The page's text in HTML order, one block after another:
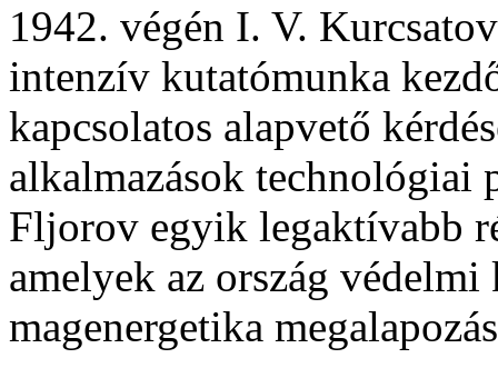
1942. végén I. V.
intenzív kutatómunka
kapcsolatos alapvető
alkalmazások technológiai
Fljorov egyik legaktívabb
amelyek az ország védelmi
magenergetika